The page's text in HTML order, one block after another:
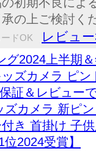
の上ご検討く
ドOK レビュ
グ2024上半期
ズカメラ ピ
証＆レビュー
ズカメラ 新ピ
き 首掛け 子
2024受賞】